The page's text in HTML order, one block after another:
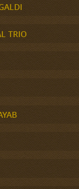
TRIO